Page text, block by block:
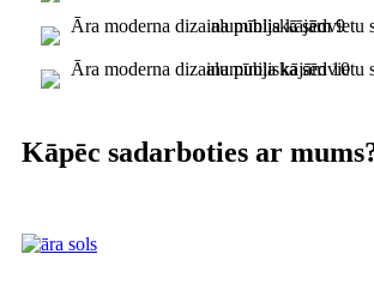
Kāpēc sadarboties ar